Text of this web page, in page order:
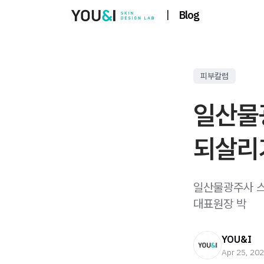
| Blog
피부칼럼
일산
되살
일산물광주사
대표원장 박
YOU&I
Apr 25,